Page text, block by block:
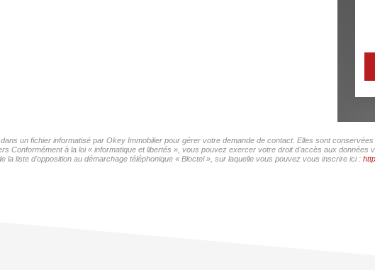
un fichier informatisé par Okey Immobilier pour gérer votre demande de contact. Elles sont
Conformément à la loi « informatique et libertés », vous pouvez exercer votre droit d'accès aux
liste d'opposition au démarchage téléphonique « Bloctel », sur laquelle vous pouvez vous inscrire ici :